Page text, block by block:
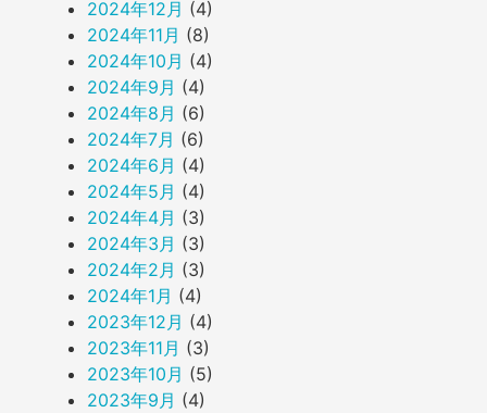
2024年12月 (4)
2024年11月 (8)
2024年10月 (4)
2024年9月 (4)
2024年8月 (6)
2024年7月 (6)
2024年6月 (4)
2024年5月 (4)
2024年4月 (3)
2024年3月 (3)
2024年2月 (3)
2024年1月 (4)
2023年12月 (4)
2023年11月 (3)
2023年10月 (5)
2023年9月 (4)